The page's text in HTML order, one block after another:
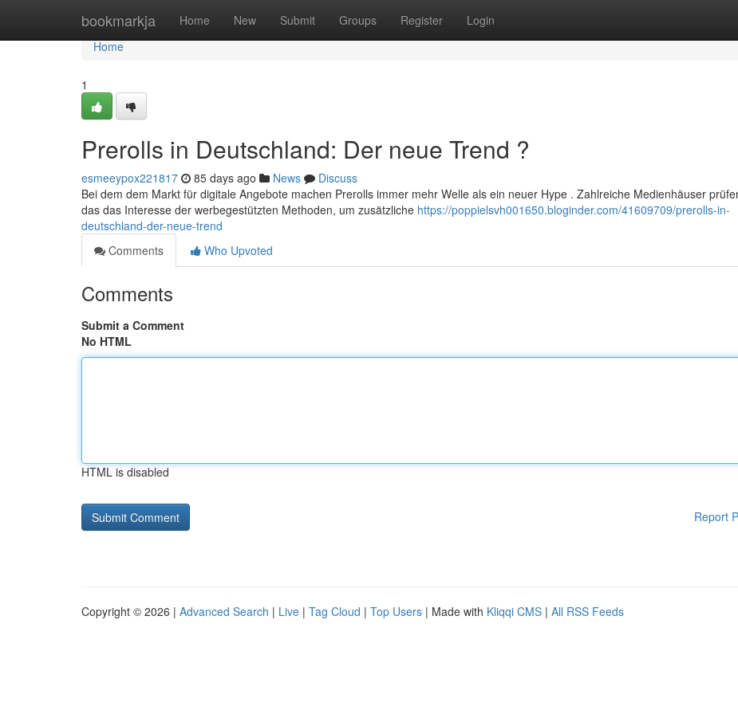
bookmarkja Home New Submit Groups Register Login
Home
Home
1
Prerolls in Deutschland: Der neue Trend ?
esmeeypox221817 85 days ago News
Discuss
Bei dem dem Markt für digitale Angebote machen Prerolls immer mehr Welle als ein neuer Hype . Zahlreiche Medienhäuser
das das Interesse der werbegestützten Methoden, um zusätzliche https://poppielsvh001650.bloginder.com/41609709/prerolls-in-
deutschland-der-neue-trend
Comments
Who Upvoted
Comments
Submit a Comment
No HTML
HTML is disabled
Report
Copyright © 2026 | Advanced Search | Live | Tag Cloud | Top Users | Made with Kliqqi CMS | All RSS Feeds